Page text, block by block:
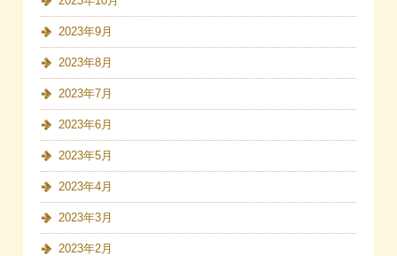
2023年9月
2023年8月
2023年7月
2023年6月
2023年5月
2023年4月
2023年3月
2023年2月